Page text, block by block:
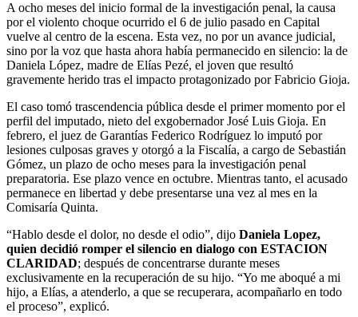
A ocho meses del inicio formal de la investigación penal, la causa
por el violento choque ocurrido el 6 de julio pasado en Capital
vuelve al centro de la escena. Esta vez, no por un avance judicial,
sino por la voz que hasta ahora había permanecido en silencio: la de
Daniela López, madre de Elías Pezé, el joven que resultó
gravemente herido tras el impacto protagonizado por Fabricio Gioja.
El caso tomó trascendencia pública desde el primer momento por el
perfil del imputado, nieto del exgobernador José Luis Gioja. En
febrero, el juez de Garantías Federico Rodríguez lo imputó por
lesiones culposas graves y otorgó a la Fiscalía, a cargo de Sebastián
Gómez, un plazo de ocho meses para la investigación penal
preparatoria. Ese plazo vence en octubre. Mientras tanto, el acusado
permanece en libertad y debe presentarse una vez al mes en la
Comisaría Quinta.
“Hablo desde el dolor, no desde el odio”, dijo Daniela Lopez,
quien decidió romper el silencio en dialogo con ESTACION
CLARIDAD; después de concentrarse durante meses
exclusivamente en la recuperación de su hijo. “Yo me aboqué a mi
hijo, a Elías, a atenderlo, a que se recuperara, acompañarlo en todo
el proceso”, explicó.